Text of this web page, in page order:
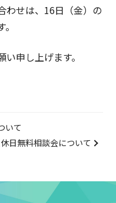
わせは、16日（金）の
申し上げます。
いて
日無料相談会について